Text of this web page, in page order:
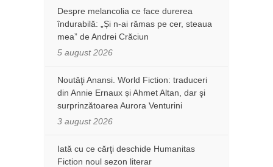
Despre melancolia ce face durerea
îndurabilă: „Și n-ai rămas pe cer, steaua
mea” de Andrei Crăciun
5 august 2026
Noutăţi Anansi. World Fiction: traduceri
din Annie Ernaux și Ahmet Altan, dar şi
surprinzătoarea Aurora Venturini
3 august 2026
Iată cu ce cărţi deschide Humanitas
Fiction noul sezon literar